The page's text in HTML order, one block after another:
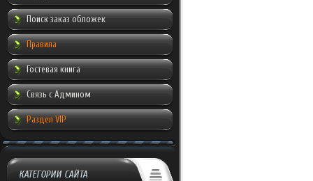
Поиск заказ обложек
Правила
Гостевая книга
Связь с Админом
Раздел VIP
КАТЕГОРИИ САЙТА